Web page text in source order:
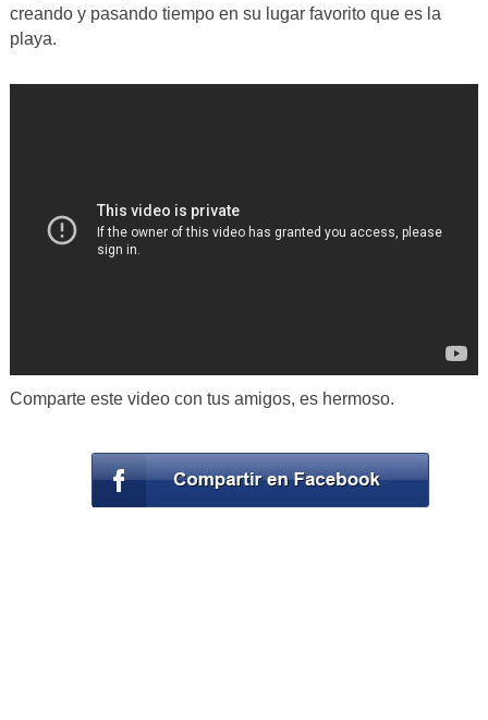
creando y pasando tiempo en su lugar favorito que es la
playa.
Comparte este video con tus amigos, es hermoso.